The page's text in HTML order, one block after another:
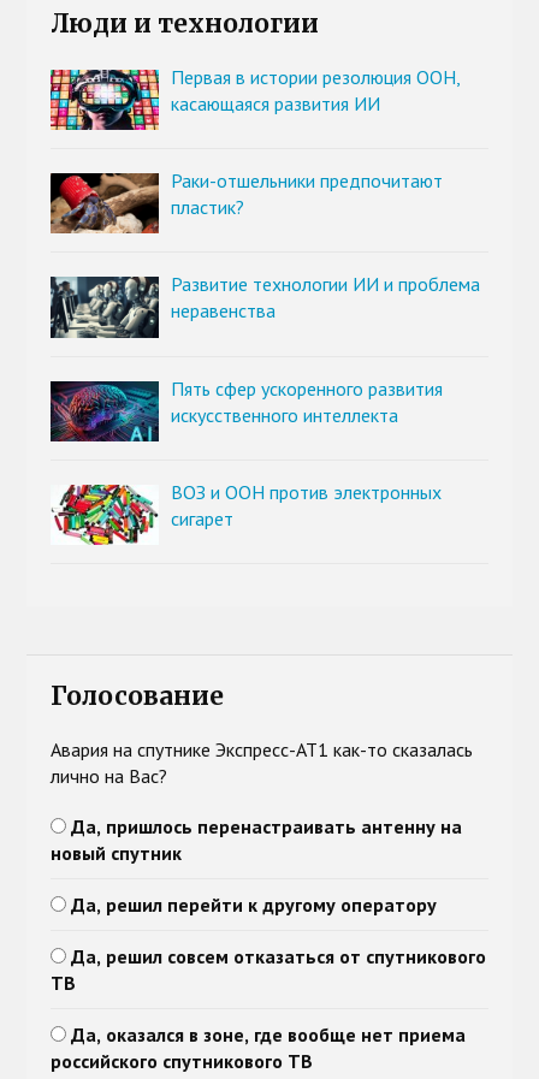
Люди и технологии
Первая в истории резолюция ООН,
касающаяся развития ИИ
Раки-отшельники предпочитают
пластик?
Развитие технологии ИИ и проблема
неравенства
Пять сфер ускоренного развития
искусственного интеллекта
ВОЗ и ООН против электронных
сигарет
Голосование
Авария на спутнике Экспресс-АТ1 как-то сказалась
лично на Вас?
Да, пришлось перенастраивать антенну на
новый спутник
Да, решил перейти к другому оператору
Да, решил совсем отказаться от спутникового
ТВ
Да, оказался в зоне, где вообще нет приема
российского спутникового ТВ